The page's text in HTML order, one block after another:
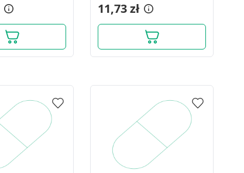
11,73 zł